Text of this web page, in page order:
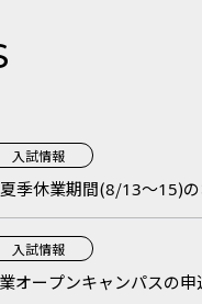
入試情報
季休業期間(8/13～15)
入試情報
オープンキャンパスの